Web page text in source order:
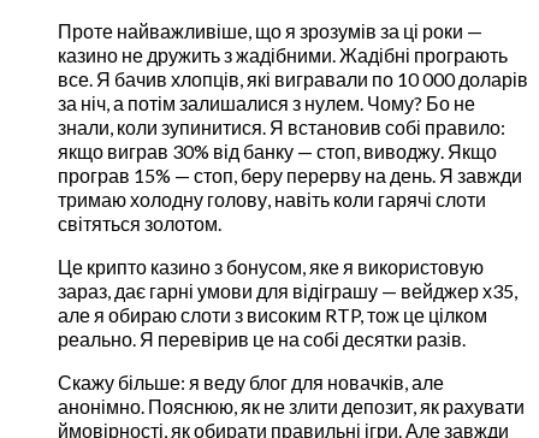
Проте найважливіше, що я зрозумів за ці роки —
казино не дружить з жадібними. Жадібні програють
все. Я бачив хлопців, які вигравали по 10 000 доларів
за ніч, а потім залишалися з нулем. Чому? Бо не
знали, коли зупинитися. Я встановив собі правило:
якщо виграв 30% від банку — стоп, виводжу. Якщо
програв 15% — стоп, беру перерву на день. Я завжди
тримаю холодну голову, навіть коли гарячі слоти
світяться золотом.
Це крипто казино з бонусом, яке я використовую
зараз, дає гарні умови для відіграшу — вейджер х35,
але я обираю слоти з високим RTP, тож це цілком
реально. Я перевірив це на собі десятки разів.
Скажу більше: я веду блог для новачків, але
анонімно. Пояснюю, як не злити депозит, як рахувати
ймовірності, як обирати правильні ігри. Але завжди